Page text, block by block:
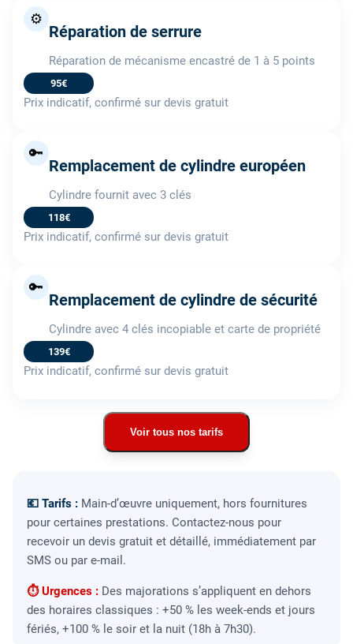
⚙️
Réparation de serrure
Réparation de mécanisme encastré de 1 à 5 points
95€
Prix indicatif, confirmé sur devis gratuit
🔑
Remplacement de cylindre européen
Cylindre fournit avec 3 clés
118€
Prix indicatif, confirmé sur devis gratuit
🔑
Remplacement de cylindre de sécurité
Cylindre avec 4 clés incopiable et carte de propriété
139€
Prix indicatif, confirmé sur devis gratuit
Voir tous nos tarifs
💶 Tarifs : Main-d’œuvre uniquement, hors fournitures
pour certaines prestations. Contactez-nous pour
recevoir un devis gratuit et détaillé, immédiatement par
SMS ou par e-mail.
⏱ Urgences : Des majorations s’appliquent en dehors
des horaires classiques : +50 % les week-ends et jours
fériés, +100 % le soir et la nuit (18h à 7h30).